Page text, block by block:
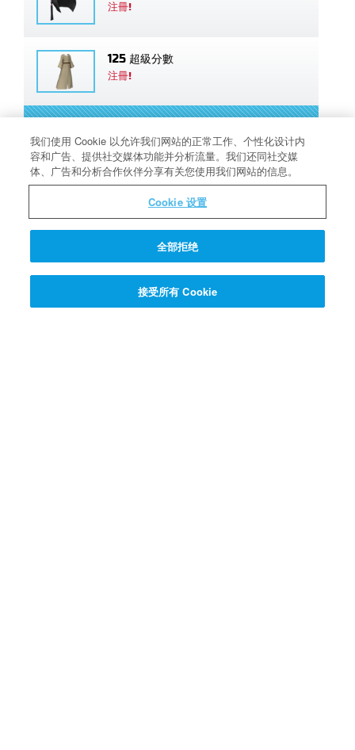
注冊!
125 超級分數
注冊!
Quantum教授的Q & A 問答機
爲什麽我們有本聖經？
我们使用 Cookie 以允许我们网站的正常工作、个性化设计内
容和广告、提供社交媒体功能并分析流量。我们还同社交媒
体、广告和分析合作伙伴分享有关您使用我们网站的信息。
Cookie 设置
全部拒绝
接受所有 Cookie